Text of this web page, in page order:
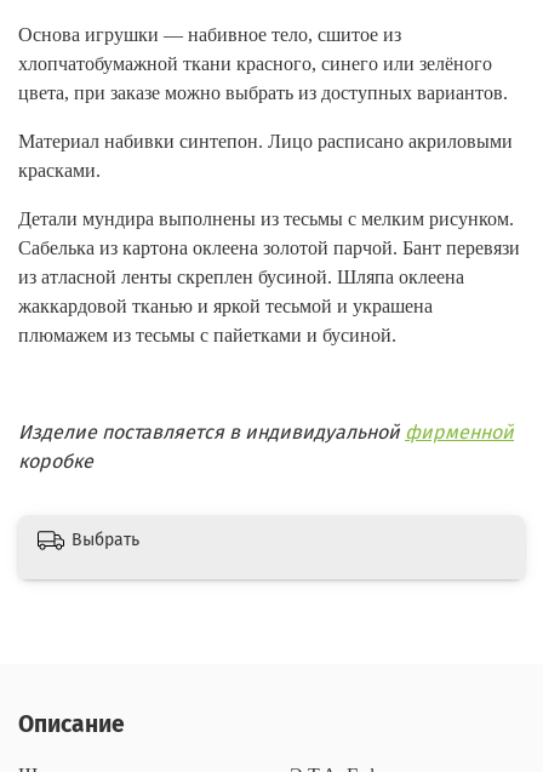
Основа игрушки — набивное тело, сшитое из
хлопчатобумажной ткани красного, синего или зелёного
цвета, при заказе можно выбрать из доступных вариантов.
Материал набивки синтепон. Лицо расписано акриловыми
красками.
Детали мундира выполнены из тесьмы с мелким рисунком.
Сабелька из картона оклеена золотой парчой. Бант перевязи
из атласной ленты скреплен бусиной. Шляпа оклеена
жаккардовой тканью и яркой тесьмой и украшена
плюмажем из тесьмы с пайетками и бусиной.
Изделие поставляется в индивидуальной фирменной
коробке
Выбрать
Описание